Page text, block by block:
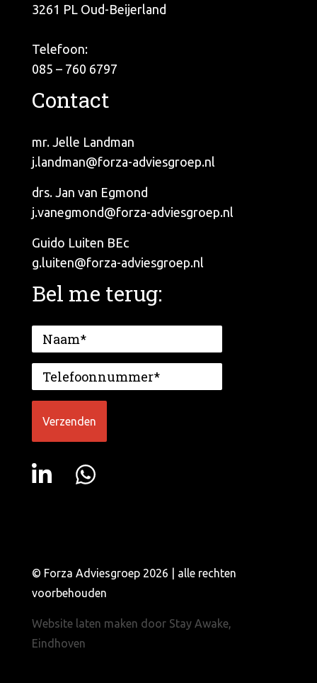
3261 PL Oud-Beijerland
Telefoon:
085 – 760 6797
Contact
mr. Jelle Landman
j.landman@forza-adviesgroep.nl
drs. Jan van Egmond
j.vanegmond@forza-adviesgroep.nl
Guido Luiten BEc
g.luiten@forza-adviesgroep.nl
Bel me terug:
© Forza Adviesgroep 2026 | alle rechten
voorbehouden
Website laten maken door Stay Awake,
Eindhoven